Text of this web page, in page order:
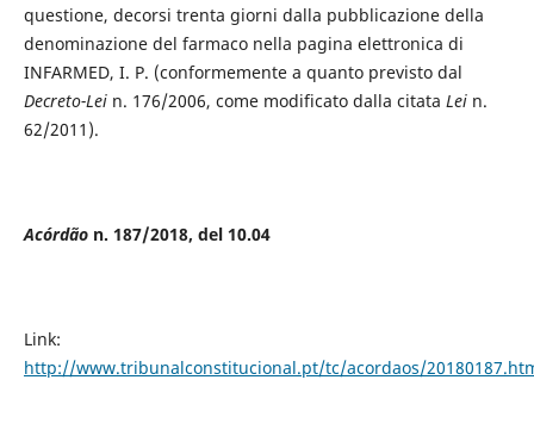
questione, decorsi trenta giorni dalla pubblicazione della
denominazione del farmaco nella pagina elettronica di
INFARMED, I. P. (conformemente a quanto previsto dal
Decreto-Lein. 176/2006, come modificato dalla citata Lei n.
62/2011).
Acórdão n. 187/2018, del 10.04
Link:
http://www.tribunalconstitucional.pt/tc/acordaos/